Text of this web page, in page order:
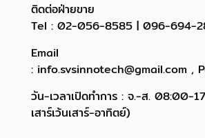
ติดต่อฝ่ายขาย
Tel : 02-056-8585 | 096-694-
Email
: info.svsinnotech@gmail.com ,
วัน-เวลาเปิดทำการ : จ.-ส. 08:00-
เสาร์เว้นเสาร์-อาทิตย์)